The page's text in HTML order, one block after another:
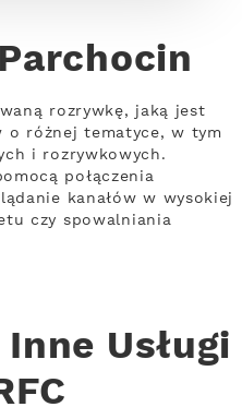
rozrywkę, jaką jest
o różnej tematyce, w tym
i rozrywkowych.
połączenia
kanałów w wysokiej
czy spowalniania
Usługi